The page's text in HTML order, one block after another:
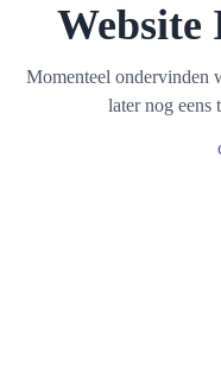
Website
Momenteel ondervinden
later nog eens